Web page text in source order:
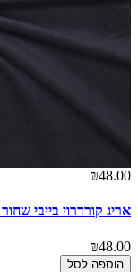
₪48.00
אריג קורדרוי בייבי
₪48.00
הוספה לסל